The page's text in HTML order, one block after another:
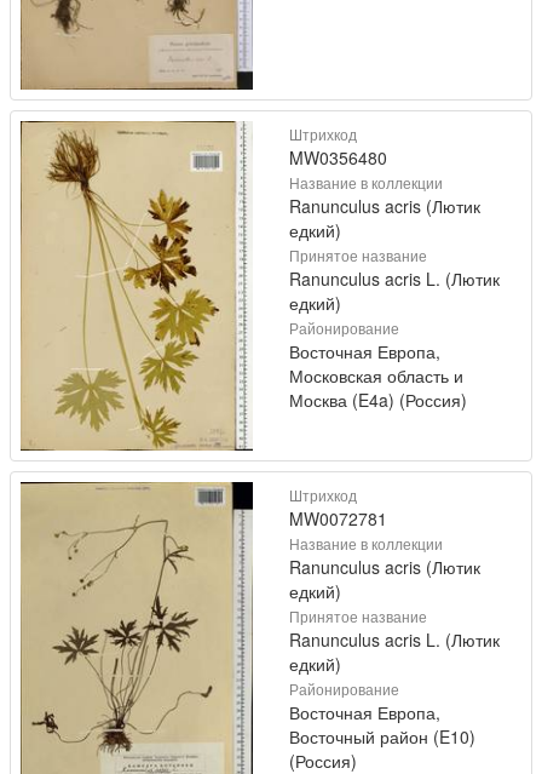
Штрихкод
MW0356480
Название в коллекции
Ranunculus acris (Лютик
едкий)
Принятое название
Ranunculus acris L. (Лютик
едкий)
Районирование
Восточная Европа,
Московская область и
Москва (E4a) (Россия)
Штрихкод
MW0072781
Название в коллекции
Ranunculus acris (Лютик
едкий)
Принятое название
Ranunculus acris L. (Лютик
едкий)
Районирование
Восточная Европа,
Восточный район (E10)
(Россия)